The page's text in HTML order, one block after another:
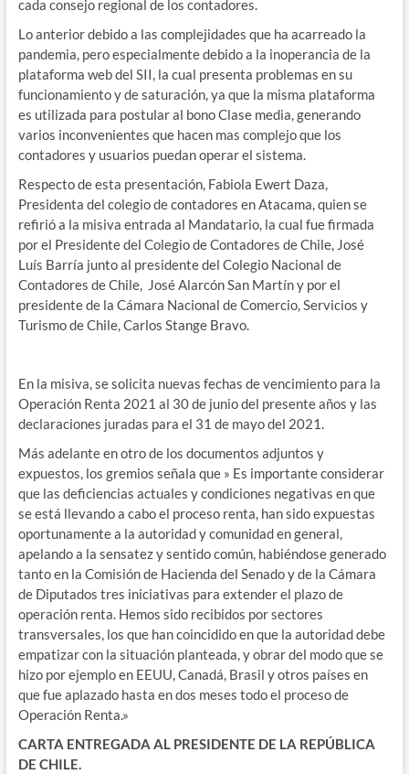
cada consejo regional de los contadores.
Lo anterior debido a las complejidades que ha acarreado la
pandemia, pero especialmente debido a la inoperancia de la
plataforma web del SII, la cual presenta problemas en su
funcionamiento y de saturación, ya que la misma plataforma
es utilizada para postular al bono Clase media, generando
varios inconvenientes que hacen mas complejo que los
contadores y usuarios puedan operar el sistema.
Respecto de esta presentación, Fabiola Ewert Daza,
Presidenta del colegio de contadores en Atacama, quien se
refirió a la misiva entrada al Mandatario, la cual fue firmada
por el Presidente del Colegio de Contadores de Chile, José
Luís Barría junto al presidente del Colegio Nacional de
Contadores de Chile, José Alarcón San Martín y por el
presidente de la Cámara Nacional de Comercio, Servicios y
Turismo de Chile, Carlos Stange Bravo.
En la misiva, se solicita nuevas fechas de vencimiento para la
Operación Renta 2021 al 30 de junio del presente años y las
declaraciones juradas para el 31 de mayo del 2021.
Más adelante en otro de los documentos adjuntos y
expuestos, los gremios señala que » Es importante considerar
que las deficiencias actuales y condiciones negativas en que
se está llevando a cabo el proceso renta, han sido expuestas
oportunamente a la autoridad y comunidad en general,
apelando a la sensatez y sentido común, habiéndose generado
tanto en la Comisión de Hacienda del Senado y de la Cámara
de Diputados tres iniciativas para extender el plazo de
operación renta. Hemos sido recibidos por sectores
transversales, los que han coincidido en que la autoridad debe
empatizar con la situación planteada, y obrar del modo que se
hizo por ejemplo en EEUU, Canadá, Brasil y otros países en
que fue aplazado hasta en dos meses todo el proceso de
Operación Renta.»
CARTA ENTREGADA AL PRESIDENTE DE LA REPÚBLICA
DE CHILE.